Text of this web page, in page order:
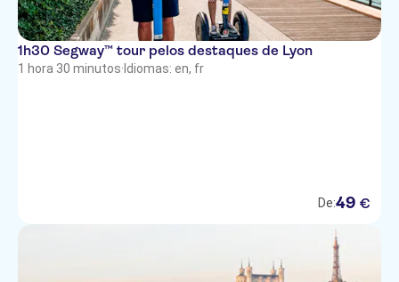
1h30 Segway™ tour pelos destaques de Lyon
1 hora 30 minutos· Idiomas: en, fr
De:49 €